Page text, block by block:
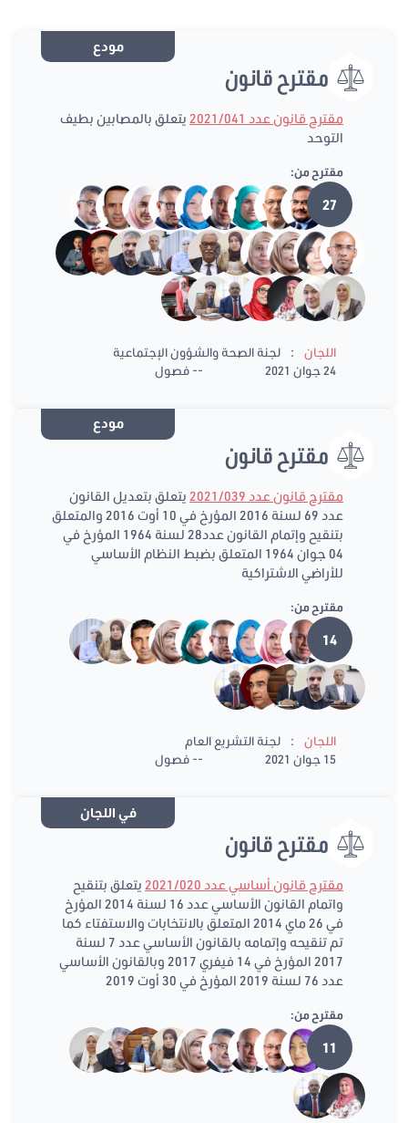
مودع
مقترح قانون
مقترح قانون عدد 2021/041
يتعلق بالمصابين بطيف
التوحد
مقترح من:
27
اللجان :
لجنة الصحة والشؤون الإجتماعية
24 جوان 2021
-- فصول
مودع
مقترح قانون
مقترح قانون عدد 2021/039
يتعلق بتعديل القانون
عدد 69 لسنة 2016 المؤرخ في 10 أوت 2016 والمتعلق
بتنقيح وإتمام القانون عدد28 لسنة 1964 المؤرخ في
04 جوان 1964 المتعلق بضبط النظام الأساسي
للأراضي الاشتراكية
مقترح من:
14
اللجان :
لجنة التشريع العام
15 جوان 2021
-- فصول
في اللجان
مقترح قانون
مقترح قانون أساسي عدد 2021/020
يتعلق بتنقيح
واتمام القانون الأساسي عدد 16 لسنة 2014 المؤرخ
في 26 ماي 2014 المتعلق بالانتخابات والاستفتاء كما
تم تنقيحه وإتمامه بالقانون الأساسي عدد 7 لسنة
2017 المؤرخ في 14 فيفري 2017 وبالقانون الأساسي
عدد 76 لسنة 2019 المؤرخ في 30 أوت 2019
مقترح من:
11